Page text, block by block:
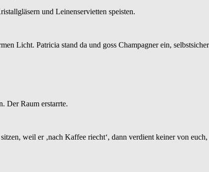
und Leinenservietten speisten.
Licht. Patricia stand da und goss Champagner ein,
Der Raum erstarrte.
weil er ‚nach Kaffee riecht‘, dann verdient keiner von